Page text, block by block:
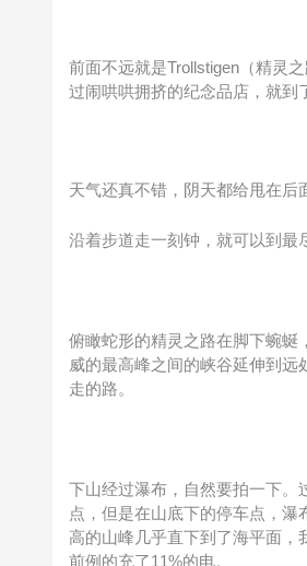
前面不远就是Trollstigen（精灵
过闹哄哄拥挤的纪念品店，就到
天气还真不错，阴天都给甩在后
沿着步道走一刻钟，就可以到最
俯瞰蛇形的精灵之路在脚下蜿蜒
威的最高峰之间的峡谷延伸到远
走的路。
下山经过瀑布，自然要拍一下。
点，但是在山底下的停车点，瀑
高的山峰几乎直下到了海平面，
前例的充了11%的电。